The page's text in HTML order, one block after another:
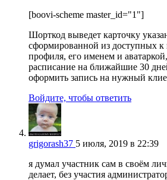
[boovi-scheme master_id="1"]
Шорткод выведет карточку
сформированной из доступных к
профиля, его именем и
расписание на ближайшие 30
оформить запись на нужный
Войдите, чтобы ответить
grigorash37 5 июля, 2019 в 22:39
я думал участник сам в своём
делает, без участия